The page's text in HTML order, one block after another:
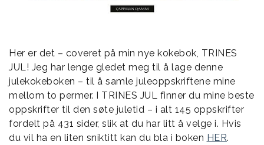
Her er det – coveret på min nye kokebok, TRINES
JUL! Jeg har lenge gledet meg til å lage denne
julekokeboken – til å samle juleoppskriftene mine
mellom to permer. I TRINES JUL finner du mine beste
oppskrifter til den søte juletid – i alt 145 oppskrifter
fordelt på 431 sider, slik at du har litt å velge i. Hvis
du vil ha en liten sniktitt kan du bla i boken HER.